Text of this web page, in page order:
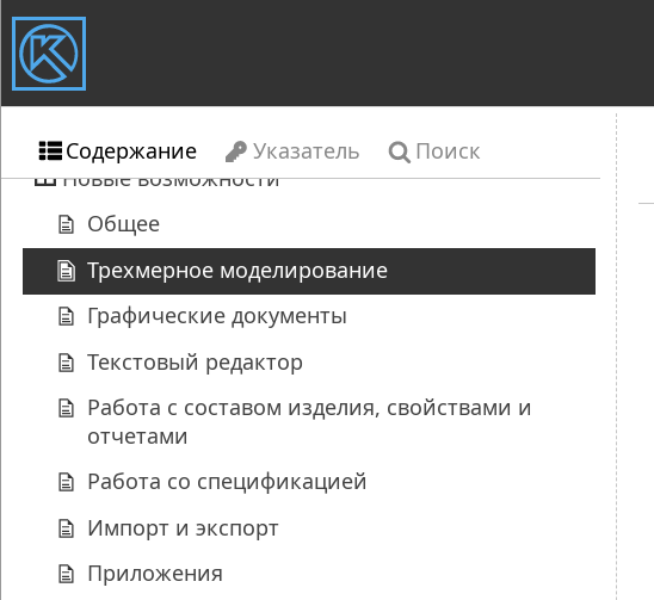
Содержание Указатель Поиск